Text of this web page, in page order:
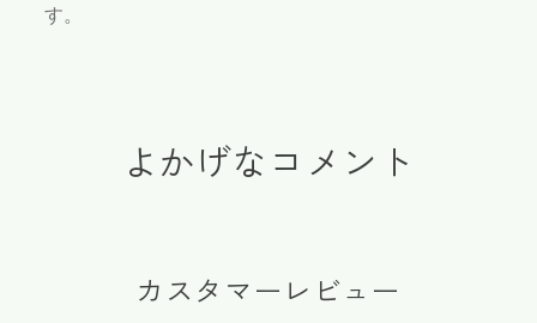
す。
よかげなコメント
カスタマーレビュー